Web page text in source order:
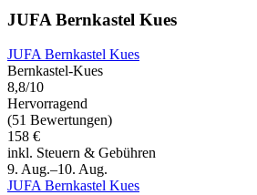
JUFA Bernkastel Kues
JUFA Bernkastel Kues
Bernkastel-Kues
8,8/10
Hervorragend
(51 Bewertungen)
158 €
inkl. Steuern & Gebühren
9. Aug.–10. Aug.
JUFA Bernkastel Kues